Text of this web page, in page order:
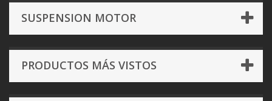
SUSPENSION MOTOR
PRODUCTOS MÁS VISTOS